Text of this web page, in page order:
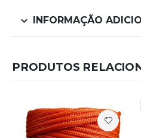
INFORMAÇÃO
PRODUTOS